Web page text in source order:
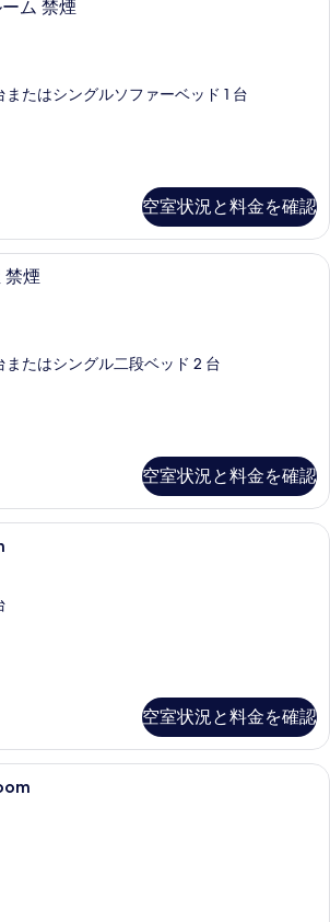
ム 禁煙
たはシングルソファーベッド 1 台
空室状況と料金を確認
ファミリー 4 人部屋 禁煙 | 羽毛の掛
禁煙
またはシングル二段ベッド 2 台
空室状況と料金を確認
羽毛の掛け布団、セーフティボック
空室状況と料金を確認
羽毛の掛け布団、セーフティボック